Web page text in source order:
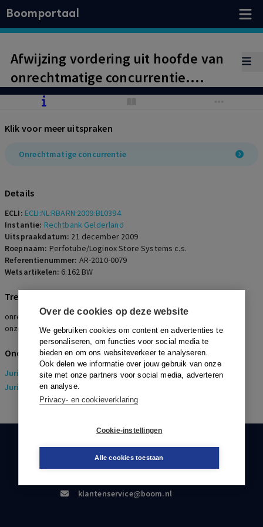
Over de cookies op deze website
We gebruiken cookies om content en advertenties te
personaliseren, om functies voor social media te
bieden en om ons websiteverkeer te analyseren.
Ook delen we informatie over jouw gebruik van onze
site met onze partners voor social media, adverteren
en analyse.
Privacy- en cookieverklaring
Cookie-instellingen
Alle cookies toestaan
Boomportaal
Afwijzing vordering uit hoofde van
onrechtmatige concurrentie.
Onzorgvuldig handelen ex-
aangetoond
Klik voor meer uitspraken
Onrechtmatige concurrentie
Details
ECLI: ECLI:NL:RBARN:2009:BL0394
Instantie: Rechtbank Gelderland
Uitspraakdatum: 21 december 2009
Roepnaam: Perfotube/Loginox Store Systems c.s.
Referentienummer: AR-2010-0079
Wetsartikelen: 6:162 BW
Trefwoorden
onrechtmatige concurrentie, bijkomende omstandigheden,
onzorgvuldig handelen werknemer
Onderwerpen
Juridisch> Arbeidsrecht
Juridisch> Sociaal Zekerheidsrecht
KLANTENSERVICE
088-0301000
klantenservice@boom.nl